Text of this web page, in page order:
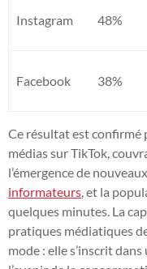
Instagram 48%
Facebook 38%
Ce résultat est confirmé
médias sur TikTok,
l’émergence de
informateurs , et la
quelques minutes. La
pratiques médiatiques
mode : elle s’inscrit